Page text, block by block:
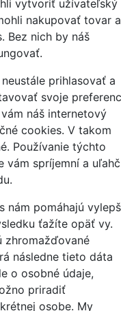
vytvoriť užívateľský
nakupovať tovar a
Bez nich by náš
prihlasovať a
svoje
náš internetový
cookies. V takom
Používanie týchto
vám spríjemní a
nám pomáhajú
ťažíte opäť vy.
zhromažďované
následne tieto dáta
o osobné údaje,
priradiť
osobe. My